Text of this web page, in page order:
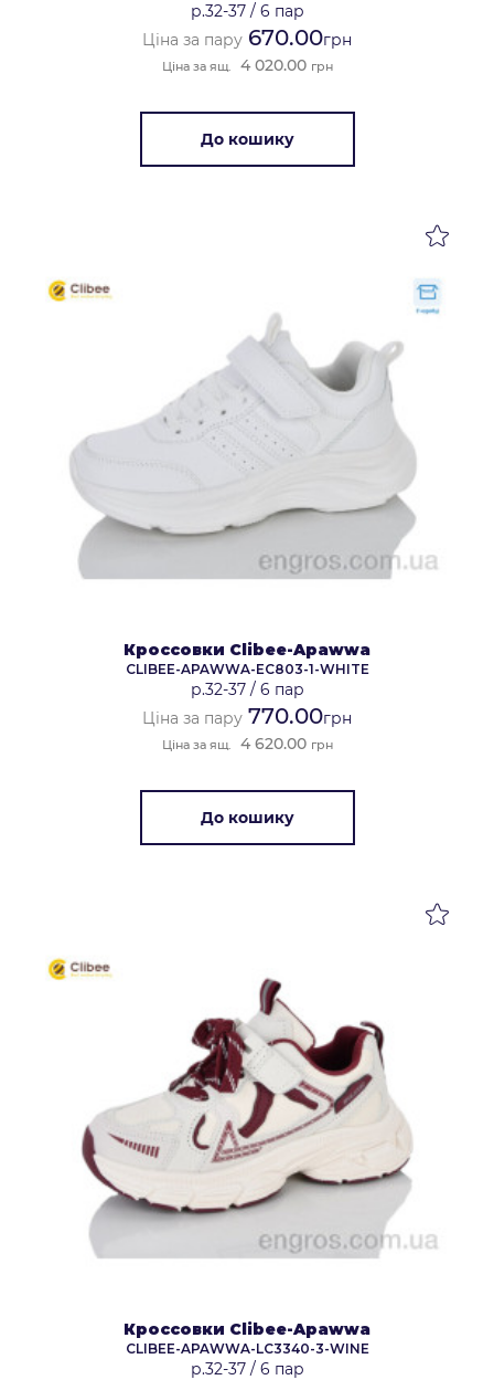
р.32-37/ 6 пар
Ціна за пару 670.00грн
Ціна за ящ. 4 020.00 грн
До кошику
Кроссовки Clibee-Apawwa
CLIBEE-APAWWA-EC803-1-WHITE
р.32-37/ 6 пар
Ціна за пару 770.00грн
Ціна за ящ. 4 620.00 грн
До кошику
Кроссовки Clibee-Apawwa
CLIBEE-APAWWA-LC3340-3-WINE
р.32-37/ 6 пар